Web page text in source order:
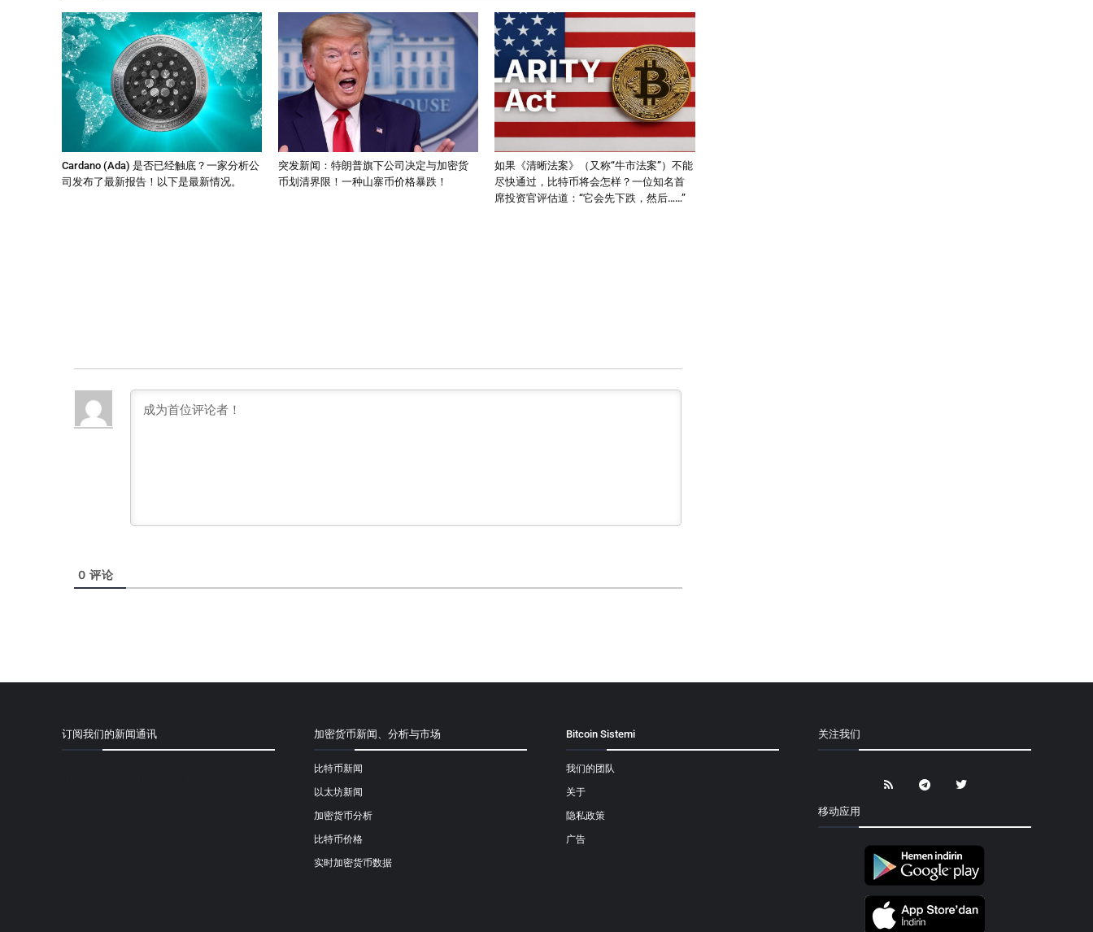
Cardano (Ada) 是否已经触底？一家分析公
司发布了最新报告！以下是最新情况。
突发新闻：特朗普旗下公司决定与加密货
币划清界限！一种山寨币价格暴跌！
如果《清晰法案》（又称“牛市法案”）不能
尽快通过，比特币将会怎样？一位知名首
席投资官评估道：“它会先下跌，然后……”
0 评论
订阅我们的新闻通讯 加密货币新闻、分析与市场
比特币新闻
以太坊新闻
加密货币分析
比特币价格
实时加密货币数据
Bitcoin Sistemi
我们的团队
关于
隐私政策
广告
关注我们
移动应用